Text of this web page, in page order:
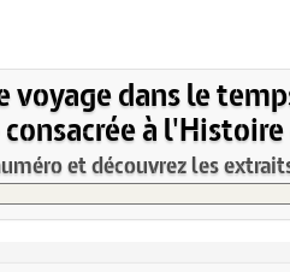
voyage dans le
à l'Histoire
et découvrez les